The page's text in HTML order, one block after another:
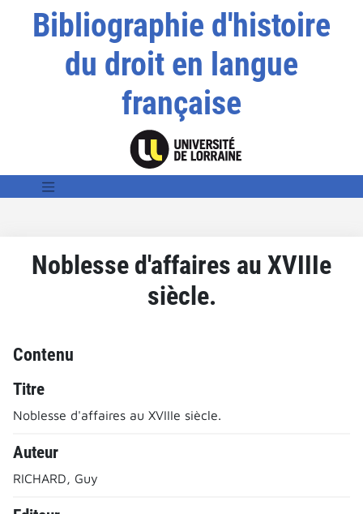
Bibliographie d'histoire
du droit en langue
française
Noblesse d'affaires au XVIIIe
siècle.
Contenu
Titre
Noblesse d'affaires au XVIIIe siècle.
Auteur
RICHARD, Guy